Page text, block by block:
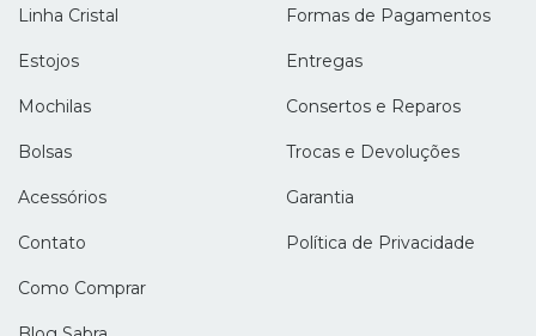
Linha Cristal
Estojos
Mochilas
Bolsas
Acessórios
Contato
Como Comprar
Formas de Pagamentos
Entregas
Consertos e Reparos
Trocas e Devoluções
Garantia
Política de Privacidade